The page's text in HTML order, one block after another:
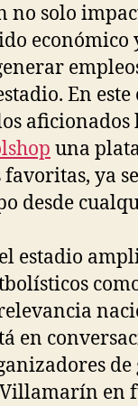
no solo
económico
En este
aficionados
una
ya
desde
estadio
en
de
en